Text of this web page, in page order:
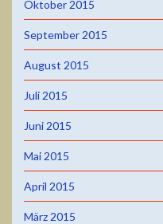
Oktober 2015
September 2015
August 2015
Juli 2015
Juni 2015
Mai 2015
April 2015
März 2015